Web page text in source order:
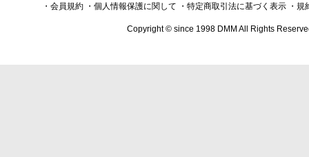
・会員規約 ・個人情報保護に関して ・特定商取引法に基づく表示 ・規
Copyright © since 1998 DMM All Rights